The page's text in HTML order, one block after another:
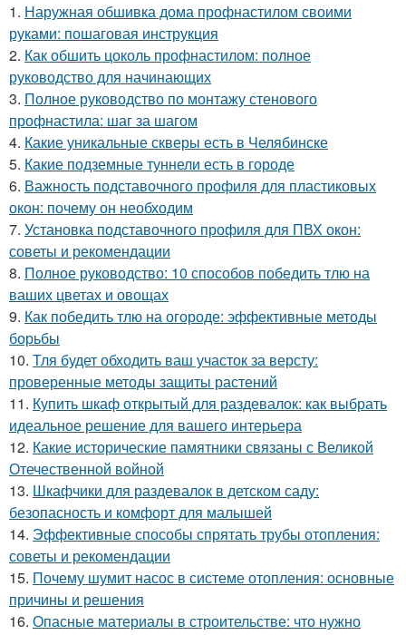
1. Наружная обшивка дома профнастилом своими
руками: пошаговая инструкция
2. Как обшить цоколь профнастилом: полное
руководство для начинающих
3. Полное руководство по монтажу стенового
профнастила: шаг за шагом
4. Какие уникальные скверы есть в Челябинске
5. Какие подземные туннели есть в городе
6. Важность подставочного профиля для пластиковых
окон: почему он необходим
7. Установка подставочного профиля для ПВХ окон:
советы и рекомендации
8. Полное руководство: 10 способов победить тлю на
ваших цветах и овощах
9. Как победить тлю на огороде: эффективные методы
борьбы
10. Тля будет обходить ваш участок за версту:
проверенные методы защиты растений
11. Купить шкаф открытый для раздевалок: как выбрать
идеальное решение для вашего интерьера
12. Какие исторические памятники связаны с Великой
Отечественной войной
13. Шкафчики для раздевалок в детском саду:
безопасность и комфорт для малышей
14. Эффективные способы спрятать трубы отопления:
советы и рекомендации
15. Почему шумит насос в системе отопления: основные
причины и решения
16. Опасные материалы в строительстве: что нужно